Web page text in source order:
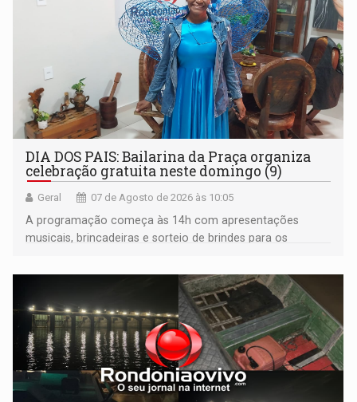
DIA DOS PAIS: Bailarina da Praça organiza
celebração gratuita neste domingo (9)
Geral 07 de Agosto de 2026 às 10:05
A programação começa às 14h com apresentações
musicais, brincadeiras e sorteio de brindes para os
bolo e canto de parabéns dedicado aos pais